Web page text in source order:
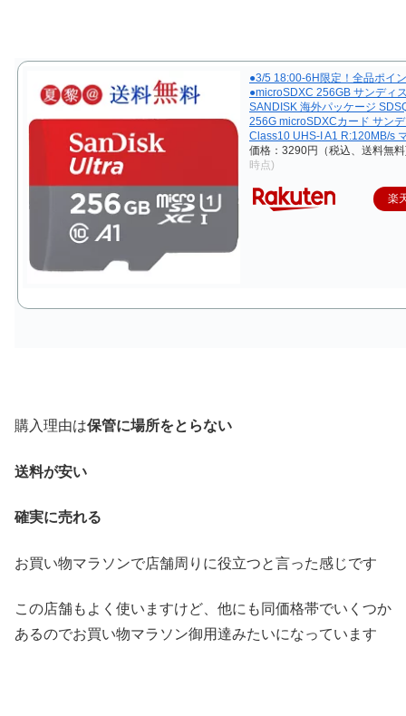
●3/5 18:00-6H限定！全品ポイ
●microSDXC 256GB サンディ
SANDISK 海外パッケージ
256G microSDXCカード サン
Class10 UHS-I A1 R:120MB/s
価格：3290円（税込、送料無
時点)
楽
購入理由は保管に場所をとらない
送料が安い
確実に売れる
お買い物マラソンで店舗周りに役立つと言った感じです
この店舗もよく使いますけど、他にも同価格帯でいくつか
あるのでお買い物マラソン御用達みたいになっています